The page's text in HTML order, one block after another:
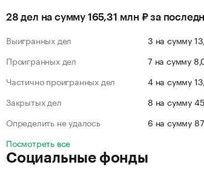
28 дел на сумму 165,31 млн ₽ за
Выигранных дел
3 на сумму
Проигранных дел
7 на сумму
Частично проигранных дел
4 на сумму
Закрытых дел
8 на сумму
Определить не удалось
6 на сумму
Посмотреть все
Социальные фонды